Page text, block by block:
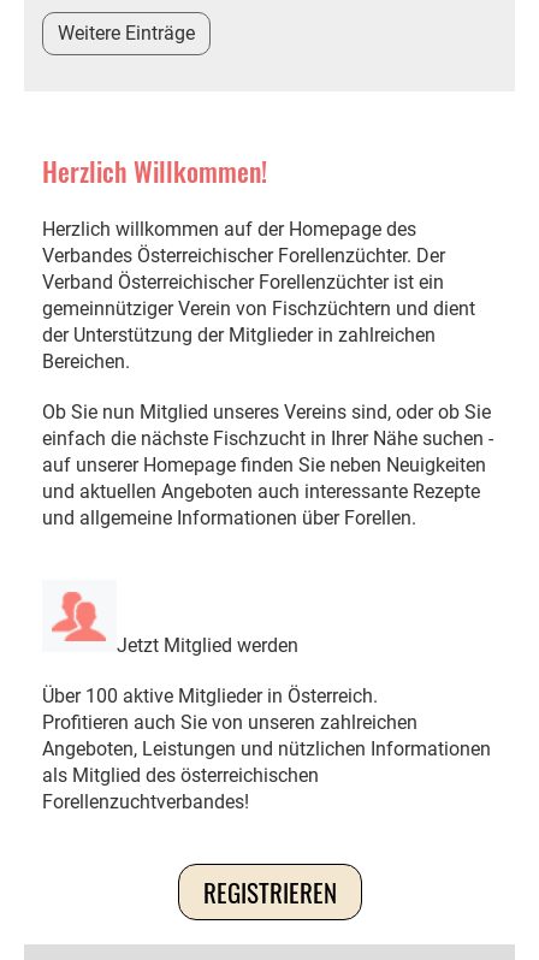
Weitere Einträge
Herzlich Willkommen!
Herzlich willkommen auf der Homepage des
Verbandes Österreichischer Forellenzüchter. Der
Verband Österreichischer Forellenzüchter ist ein
gemeinnütziger Verein von Fischzüchtern und dient
der Unterstützung der Mitglieder in zahlreichen
Bereichen.
Ob Sie nun Mitglied unseres Vereins sind, oder ob Sie
einfach die nächste Fischzucht in Ihrer Nähe suchen -
auf unserer Homepage finden Sie neben Neuigkeiten
und aktuellen Angeboten auch interessante Rezepte
und allgemeine Informationen über Forellen.
Jetzt Mitglied werden
Über 100 aktive Mitglieder in Österreich.
Profitieren auch Sie von unseren zahlreichen
Angeboten, Leistungen und nützlichen Informationen
als Mitglied des österreichischen
Forellenzuchtverbandes!
REGISTRIEREN